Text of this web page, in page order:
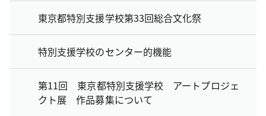
東京都特別支援学校第33回総合文化祭
特別支援学校のセンター的機能
第11回 東京都特別支援学校 アートプロジェ
クト展 作品募集について